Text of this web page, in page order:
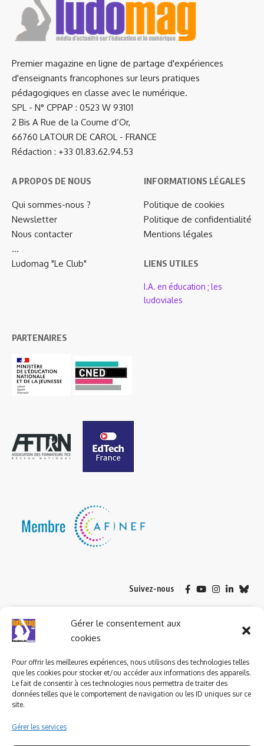
Gérer le consentement aux
cookies
Pour offrir les meilleures expériences, nous utilisons des technologies telles
que les cookies pour stocker et/ou accéder aux informations des appareils.
Le fait de consentir à ces technologies nous permettra de traiter des
données telles que le comportement de navigation ou les ID uniques sur ce
site.
Gérer les services
Premier magazine en ligne de partage d'expériences
d'enseignants francophones sur leurs pratiques
pédagogiques en classe avec le numérique.
SPL - N° CPPAP : 0523 W 93101
2 Bis A Rue de la Coume d’Or,
66760 LATOUR DE CAROL - FRANCE
Rédaction : +33 01.83.62.94.53
A PROPOS DE NOUS
Qui sommes-nous ?
Newsletter
Nous contacter
…
Ludomag "Le Club"
INFORMATIONS LÉGALES
Politique de cookies
Politique de confidentialité
Mentions légales
LIENS UTILES
I.A. en éducation ; les
ludoviales
PARTENAIRES
Suivez-nous
© 2023 ludomag.com édité et géré par WOOMEET SAS, powered by